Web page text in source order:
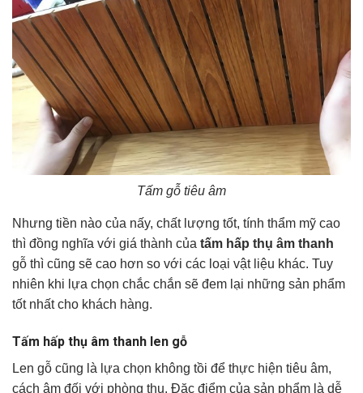
Tấm gỗ tiêu âm
Nhưng tiền nào của nấy, chất lượng tốt, tính thẩm mỹ cao
thì đồng nghĩa với giá thành của tấm hấp thụ âm thanh
gỗ thì cũng sẽ cao hơn so với các loại vật liệu khác. Tuy
nhiên khi lựa chọn chắc chắn sẽ đem lại những sản phẩm
tốt nhất cho khách hàng.
Tấm hấp thụ âm thanh len gỗ
Len gỗ cũng là lựa chọn không tồi để thực hiện tiêu âm,
cách âm đối với phòng thu. Đặc điểm của sản phẩm là dễ